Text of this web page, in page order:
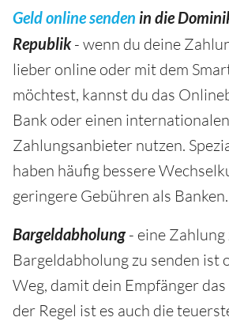
Geld online senden in die
Republik- wenn du deine
lieber online oder mit dem
möchtest, kannst du das
Bank oder einen internationalen
Zahlungsanbieter nutzen.
haben häufig bessere
geringere Gebühren als Banken.
Bargeldabholung- eine Zahlung
Bargeldabholung zu senden ist
Weg, damit dein Empfänger
der Regel ist es auch die